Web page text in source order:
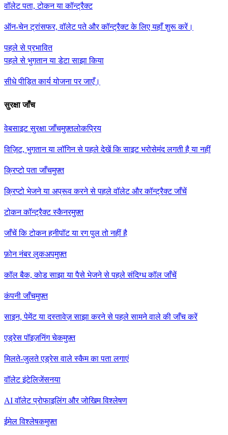
वॉलेट पता, टोकन या कॉन्ट्रैक्ट
ऑन-चेन ट्रांसफर, वॉलेट पते और कॉन्ट्रैक्ट के लिए यहाँ शुरू करें।
पहले से प्रभावित
पहले से भुगतान या डेटा साझा किया
सीधे पीड़ित कार्य योजना पर जाएँ।
सुरक्षा जाँच
वेबसाइट सुरक्षा जाँचमुफ़्तलोकप्रिय
विज़िट, भुगतान या लॉगिन से पहले देखें कि साइट भरोसेमंद लगती है या नहीं
क्रिप्टो पता जाँचमुफ़्त
क्रिप्टो भेजने या अप्रूव करने से पहले वॉलेट और कॉन्ट्रैक्ट जाँचें
टोकन कॉन्ट्रैक्ट स्कैनरमुफ़्त
जाँचें कि टोकन हनीपॉट या रग पुल तो नहीं है
फ़ोन नंबर लुकअपमुफ़्त
कॉल बैक, कोड साझा या पैसे भेजने से पहले संदिग्ध कॉल जाँचें
कंपनी जाँचमुफ़्त
साइन, पेमेंट या दस्तावेज़ साझा करने से पहले सामने वाले की जाँच करें
एड्रेस पॉइज़निंग चेकमुफ़्त
मिलते-जुलते एड्रेस वाले स्कैम का पता लगाएं
वॉलेट इंटेलिजेंसनया
AI वॉलेट प्रोफाइलिंग और जोखिम विश्लेषण
ईमेल विश्लेषकमुफ़्त